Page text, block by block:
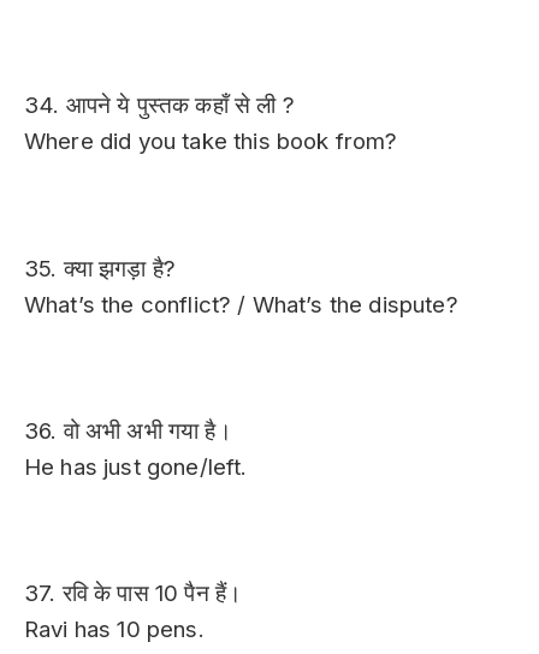
34. आपने ये पुस्तक कहाँ से ली ?
Where did you take this book from?
35. क्या झगड़ा है?
What’s the conflict? / What’s the dispute?
36. वो अभी अभी गया है।
He has just gone/left.
37. रवि के पास 10 पैन हैं।
Ravi has 10 pens.